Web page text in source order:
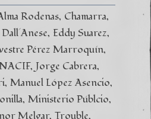
Rodenas Chamarra
Dall´Anese Eddy Suarez
Pérez Marroquín
Jorge Cabrera
Manuel López Asencio
Ministerio Públcio
Melgar Trouble